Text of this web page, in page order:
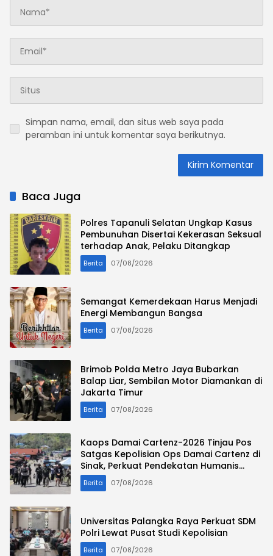
Simpan nama, email, dan situs web saya pada
peramban ini untuk komentar saya berikutnya.
Baca Juga
Polres Tapanuli Selatan Ungkap Kasus
Pembunuhan Disertai Kekerasan Seksual
terhadap Anak, Pelaku Ditangkap
Berita 07/08/2026
Semangat Kemerdekaan Harus Menjadi
Energi Membangun Bangsa
Berita 07/08/2026
Brimob Polda Metro Jaya Bubarkan
Balap Liar, Sembilan Motor Diamankan di
Jakarta Timur
Berita 07/08/2026
Kaops Damai Cartenz-2026 Tinjau Pos
Satgas Kepolisian Ops Damai Cartenz di
Sinak, Perkuat Pendekatan Humanis
Bersama Masyarakat
Berita 07/08/2026
Universitas Palangka Raya Perkuat SDM
Polri Lewat Pusat Studi Kepolisian
Berita 07/08/2026